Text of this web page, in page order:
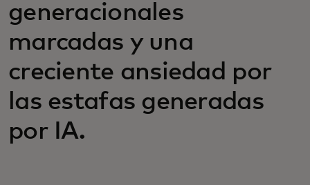
generacionales
marcadas y una
creciente ansiedad por
las estafas generadas
por IA.